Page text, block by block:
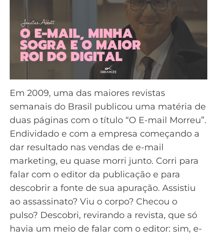
Em 2009, uma das maiores revistas
semanais do Brasil publicou uma matéria de
duas páginas com o título “O E-mail Morreu”.
Endividado e com a empresa começando a
dar resultado nas vendas de e-mail
marketing, eu quase morri junto. Corri para
falar com o editor da publicação e para
descobrir a fonte de sua apuração. Assistiu
ao assassinato? Viu o corpo? Checou o
pulso? Descobri, revirando a revista, que só
havia um meio de falar com o editor: sim, e-